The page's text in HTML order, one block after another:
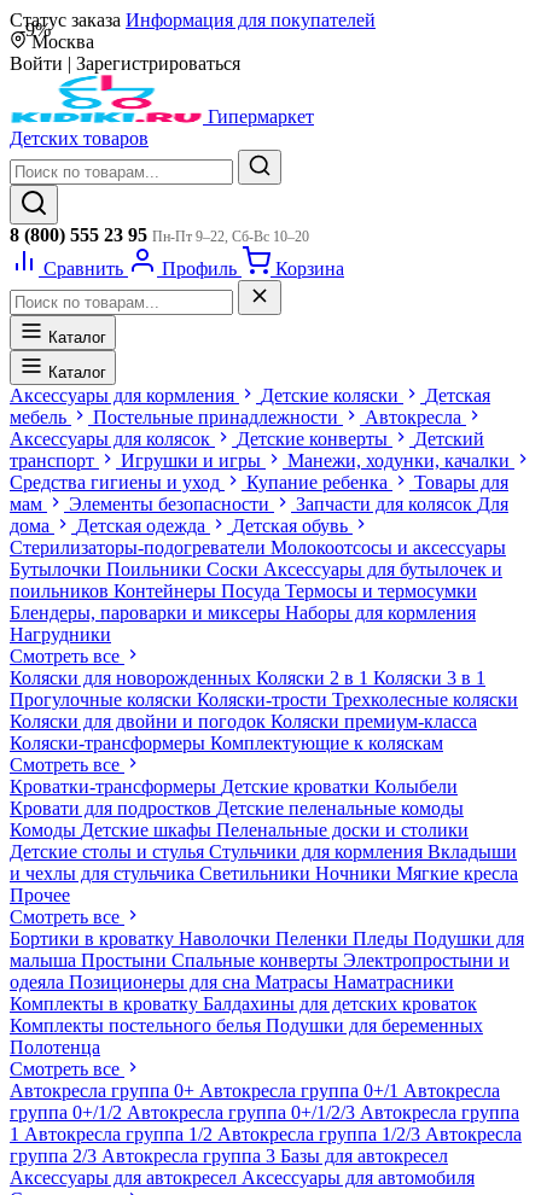
Статус заказа Информация для покупателей
Москва
Войти | Зарегистрироваться
Гипермаркет
Детских товаров
8 (800) 555 23 95 Пн-Пт 9–22, Сб-Вс 10–20
Сравнить Профиль Корзина
Каталог
Каталог
Аксессуары для кормления Детские коляски
Детская
мебель
Постельные принадлежности
Автокресла
Аксессуары для колясок
Детские конверты
Детский
транспорт
Игрушки и игры
Манежи, ходунки, качалки
Средства гигиены и уход
Купание ребенка
Товары для
мам
Элементы безопасности Запчасти для колясок Для
дома
Детская одежда
Детская обувь
Стерилизаторы-подогреватели Молокоотсосы и аксессуары
Бутылочки Поильники Соски Аксессуары для бутылочек и
поильников Контейнеры Посуда Термосы и термосумки
Блендеры, пароварки и миксеры Наборы для кормления
Нагрудники
Смотреть все
Коляски для новорожденных Коляски 2 в 1 Коляски 3 в 1
Прогулочные коляски Коляски-трости Трехколесные коляски
Коляски для двойни и погодок Коляски премиум-класса
Коляски-трансформеры Комплектующие к коляскам
Смотреть все
Кроватки-трансформеры Детские кроватки Колыбели
Кровати для подростков Детские пеленальные комоды
Комоды Детские шкафы Пеленальные доски и столики
Детские столы и стулья Стульчики для кормления Вкладыши
и чехлы для стульчика Светильники Ночники Мягкие кресла
Прочее
Смотреть все
Бортики в кроватку Наволочки Пеленки Пледы Подушки для
малыша Простыни Спальные конверты Электропростыни и
одеяла Позиционеры для сна Матрасы Наматрасники
Комплекты в кроватку Балдахины для детских кроваток
Комплекты постельного белья Подушки для беременных
Полотенца
Смотреть все
Автокресла группа 0+ Автокресла группа 0+/1 Автокресла
группа 0+/1/2 Автокресла группа 0+/1/2/3 Автокресла группа
1 Автокресла группа 1/2 Автокресла группа 1/2/3 Автокресла
группа 2/3 Автокресла группа 3 Базы для автокресел
Аксессуары для автокресел Аксессуары для автомобиля
-9%